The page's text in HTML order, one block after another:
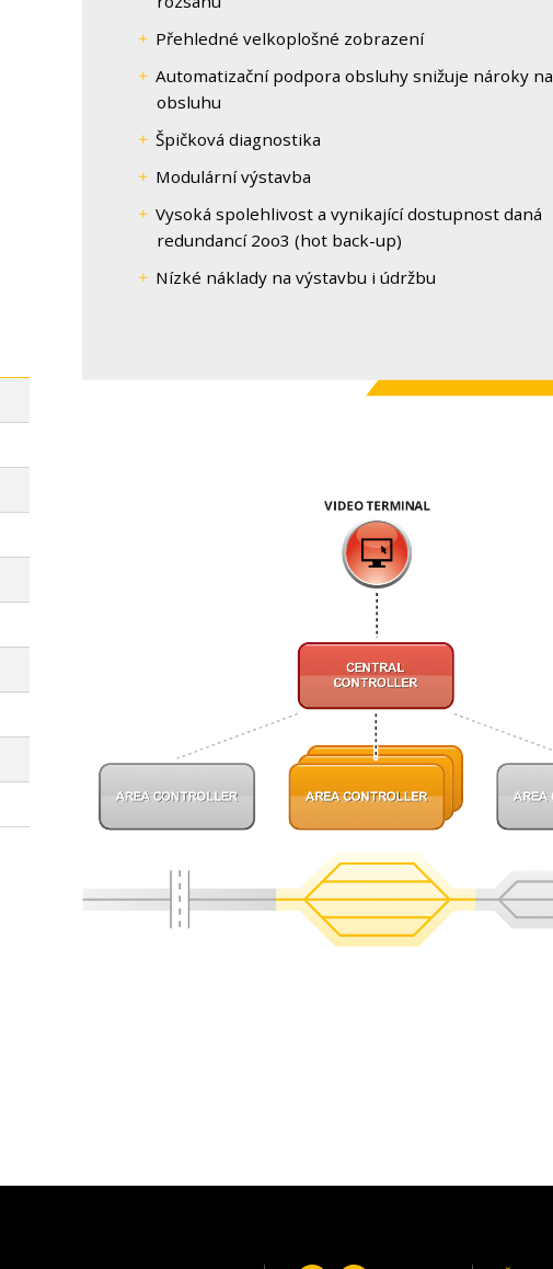
Přehledné velkoplošné zobrazení
Automatizační podpora obsluhy snižuje nároky na
obsluhu
Špičková diagnostika
Modulární výstavba
Vysoká spolehlivost a vynikající dostupnost daná
redundancí 2oo3 (hot back-up)
Nízké náklady na výstavbu i údržbu